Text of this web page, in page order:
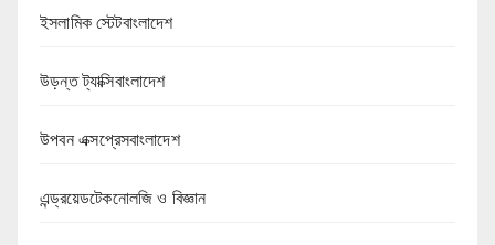
ইসলামিক স্টেটবাংলাদেশ
উড়ন্ত ট্যাক্সিবাংলাদেশ
উপবন এক্সপ্রেসবাংলাদেশ
এন্ড্রয়েডটেকনোলজি ও বিজ্ঞান